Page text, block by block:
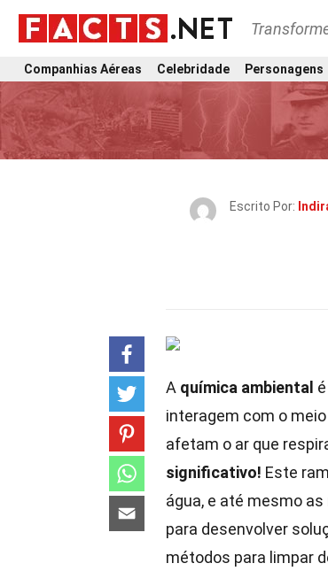
Companhias Aéreas Celebridade Personagens
Escrito Por:
A química ambiental
interagem com o
afetam o ar que
significativo! Este
água, e até mesmo
para desenvolver
métodos para limpar